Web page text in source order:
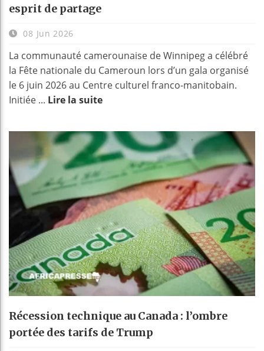
esprit de partage
08 Jun 2026
La communauté camerounaise de Winnipeg a célébré
la Fête nationale du Cameroun lors d’un gala organisé
le 6 juin 2026 au Centre culturel franco-manitobain.
Initiée ... Lire la suite
Récession technique au Canada : l’ombre
portée des tarifs de Trump